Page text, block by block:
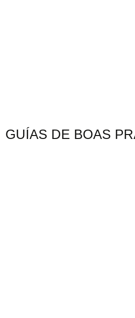
GUÍAS DE BOAS